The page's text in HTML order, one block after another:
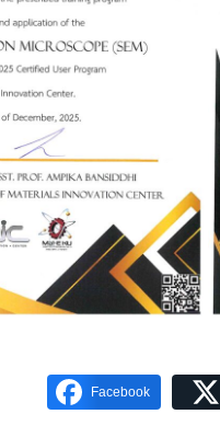
Facebook